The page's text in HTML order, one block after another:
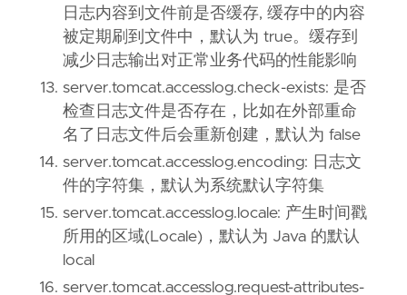
日志内容到文件前是否缓存, 缓存中的内容
被定期刷到文件中，默认为 true。缓存到
减少日志输出对正常业务代码的性能影响
server.tomcat.accesslog.check-exists: 是否
检查日志文件是否存在，比如在外部重命
名了日志文件后会重新创建，默认为 false
server.tomcat.accesslog.encoding: 日志文
件的字符集，默认为系统默认字符集
server.tomcat.accesslog.locale: 产生时间戳
所用的区域(Locale)，默认为 Java 的默认
local
server.tomcat.accesslog.request-attributes-